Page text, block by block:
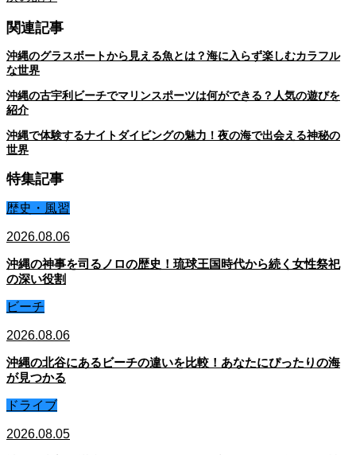
関連記事
沖縄のグラスボートから見える魚とは？海に入らず楽しむカラフル
な世界
沖縄の古宇利ビーチでマリンスポーツは何ができる？人気の遊びを
紹介
沖縄で体験するナイトダイビングの魅力！夜の海で出会える神秘の
世界
特集記事
歴史・風習
2026.08.06
沖縄の神事を司るノロの歴史！琉球王国時代から続く女性祭祀
の深い役割
ビーチ
2026.08.06
沖縄の北谷にあるビーチの違いを比較！あなたにぴったりの海
が見つかる
ドライブ
2026.08.05